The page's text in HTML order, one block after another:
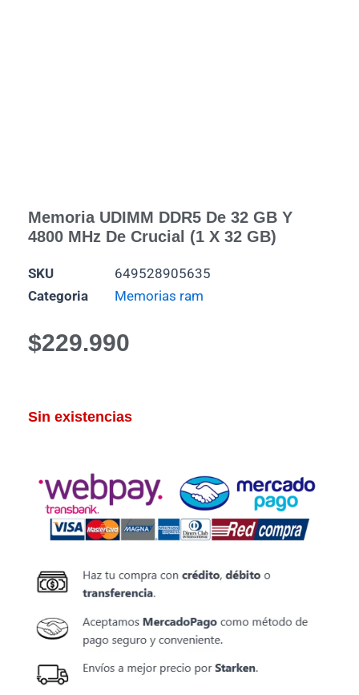
Memoria UDIMM DDR5 De 32 GB Y
4800 MHz De Crucial (1 X 32 GB)
SKU
649528905635
Categoria
Memorias ram
$229.990
Sin existencias